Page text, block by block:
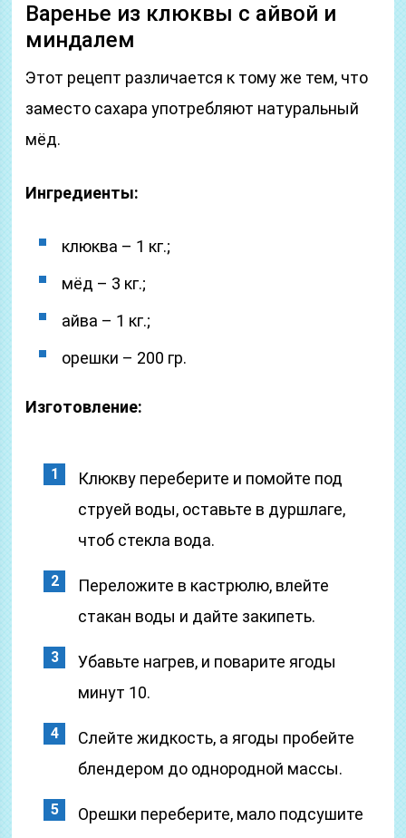
Варенье из клюквы с айвой и
миндалем
Этот рецепт различается к тому же тем, что
заместо сахара употребляют натуральный
мёд.
Ингредиенты:
клюква – 1 кг.;
мёд – 3 кг.;
айва – 1 кг.;
орешки – 200 гр.
Изготовление:
Клюкву переберите и помойте под
струей воды, оставьте в дуршлаге,
чтоб стекла вода.
Переложите в кастрюлю, влейте
стакан воды и дайте закипеть.
Убавьте нагрев, и поварите ягоды
минут 10.
Слейте жидкость, а ягоды пробейте
блендером до однородной массы.
Орешки переберите, мало подсушите